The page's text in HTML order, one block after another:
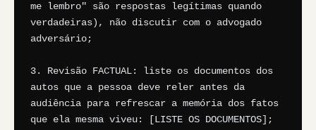
me lembro" são respostas legítimas quando
verdadeiras), não discutir com o advogado
adversário;
3. Revisão FACTUAL: liste os documentos dos
autos que a pessoa deve reler antes da
audiência para refrescar a memória dos fatos
que ela mesma viveu: [LISTE OS DOCUMENTOS];